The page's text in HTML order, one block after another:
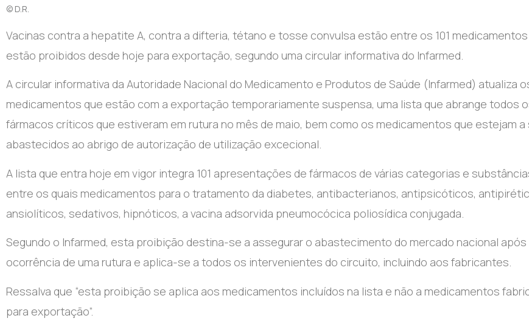
© D.R.
Vacinas contra a hepatite A, contra a difteria, tétano e tosse convulsa estão entre os 101
estão proibidos desde hoje para exportação, segundo uma circular informativa do Infarmed.
A circular informativa da Autoridade Nacional do Medicamento e Produtos de Saúde (Infarmed) atualiza
medicamentos que estão com a exportação temporariamente suspensa, uma lista que abrange todos
fármacos críticos que estiveram em rutura no mês de maio, bem como os medicamentos que estejam a
abastecidos ao abrigo de autorização de utilização excecional.
A lista que entra hoje em vigor integra 101 apresentações de fármacos de várias categorias e
entre os quais medicamentos para o tratamento da diabetes, antibacterianos, antipsicóticos,
ansiolíticos, sedativos, hipnóticos, a vacina adsorvida pneumocócica poliosídica conjugada.
Segundo o Infarmed, esta proibição destina-se a assegurar o abastecimento do mercado nacional após
ocorrência de uma rutura e aplica-se a todos os intervenientes do circuito, incluindo aos fabricantes.
Ressalva que “esta proibição se aplica aos medicamentos incluídos na lista e não a medicamentos
para exportação”.